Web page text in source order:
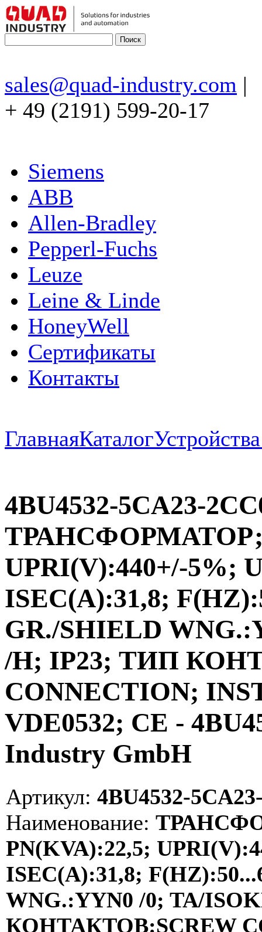
sales@quad-industry.com |
+ 49 (2191) 599-20-17
Siemens
ABB
Allen-Bradley
Pepperl-Fuchs
Leuze
Leine & Linde
HoneyWell
Сертификаты
Контакты
ГлавнаяКаталог
4BU4532-5CA23-
UPRI(V):440+/-5%;
ISEC(A):31,8;
GR./SHIELD
/H; IP23; ТИП
CONNECTION;
VDE0532; CE -
Industry GmbH
Артикул: 4BU4532-
Наименование:
PN(KVA):22,5;
ISEC(A):31,8;
WNG.:YYN0 /0; TA/
КОНТАКТОВ:SCREW